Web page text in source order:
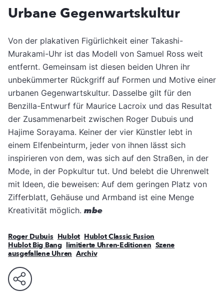
Urbane Gegenwartskultur
Von der plakativen Figürlichkeit einer Takashi-
Murakami-Uhr ist das Modell von Samuel Ross weit
entfernt. Gemeinsam ist diesen beiden Uhren ihr
unbekümmerter Rückgriff auf Formen und Motive einer
urbanen Gegenwartskultur. Dasselbe gilt für den
Benzilla-Entwurf für Maurice Lacroix und das Resultat
der Zusammenarbeit zwischen Roger Dubuis und
Hajime Sorayama. Keiner der vier Künstler lebt in
einem Elfenbeinturm, jeder von ihnen lässt sich
inspirieren von dem, was sich auf den Straßen, in der
Mode, in der Popkultur tut. Und belebt die Uhrenwelt
mit Ideen, die beweisen: Auf dem geringen Platz von
Zifferblatt, Gehäuse und Armband ist eine Menge
Kreativität möglich. mbe
Roger Dubuis Hublot Hublot Classic Fusion
Hublot Big Bang limitierte Uhren-Editionen Szene
ausgefallene Uhren Archiv